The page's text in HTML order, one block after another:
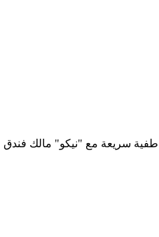
سريعة مع "نيكو" مالك